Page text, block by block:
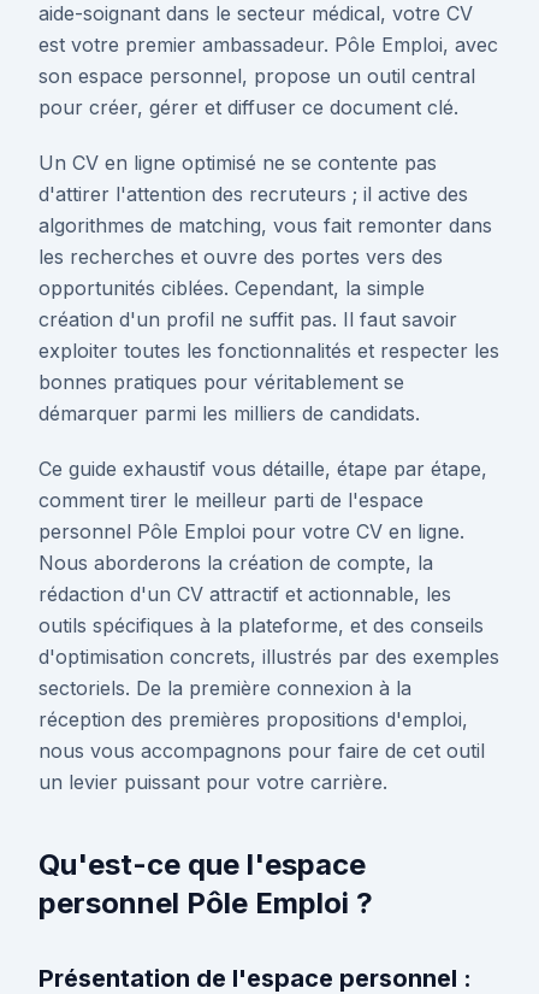
aide-soignant dans le secteur médical, votre CV
est votre premier ambassadeur. Pôle Emploi, avec
son espace personnel, propose un outil central
pour créer, gérer et diffuser ce document clé.
Un CV en ligne optimisé ne se contente pas
d'attirer l'attention des recruteurs ; il active des
algorithmes de matching, vous fait remonter dans
les recherches et ouvre des portes vers des
opportunités ciblées. Cependant, la simple
création d'un profil ne suffit pas. Il faut savoir
exploiter toutes les fonctionnalités et respecter les
bonnes pratiques pour véritablement se
démarquer parmi les milliers de candidats.
Ce guide exhaustif vous détaille, étape par étape,
comment tirer le meilleur parti de l'espace
personnel Pôle Emploi pour votre CV en ligne.
Nous aborderons la création de compte, la
rédaction d'un CV attractif et actionnable, les
outils spécifiques à la plateforme, et des conseils
d'optimisation concrets, illustrés par des exemples
sectoriels. De la première connexion à la
réception des premières propositions d'emploi,
nous vous accompagnons pour faire de cet outil
un levier puissant pour votre carrière.
Qu'est-ce que l'espace
personnel Pôle Emploi ?
Présentation de l'espace personnel :